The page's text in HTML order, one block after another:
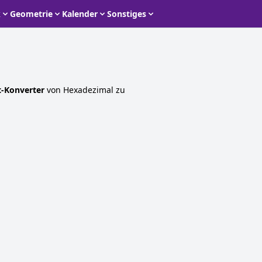
Geometrie Kalender Sonstiges
Konverter von Hexadezimal zu